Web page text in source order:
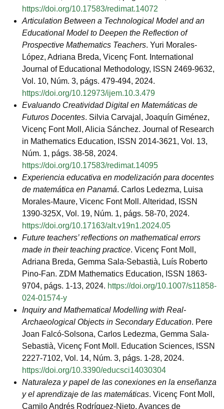
https://doi.org/10.17583/redimat.14072
Articulation Between a Technological Model and an
Educational Model to Deepen the Reflection of
Prospective Mathematics Teachers. Yuri Morales-
López, Adriana Breda, Vicenç Font. International
Journal of Educational Methodology, ISSN 2469-9632,
Vol. 10, Núm. 3, págs. 479-494, 2024.
https://doi.org/10.12973/ijem.10.3.479
Evaluando Creatividad Digital en Matemáticas de
Futuros Docentes. Silvia Carvajal, Joaquín Giménez,
Vicenç Font Moll, Alicia Sánchez. Journal of Research
in Mathematics Education, ISSN 2014-3621, Vol. 13,
Núm. 1, págs. 38-58, 2024.
https://doi.org/10.17583/redimat.14095
Experiencia educativa en modelización para docentes
de matemática en Panamá. Carlos Ledezma, Luisa
Morales-Maure, Vicenc Font Moll. Alteridad, ISSN
1390-325X, Vol. 19, Núm. 1, págs. 58-70, 2024.
https://doi.org/10.17163/alt.v19n1.2024.05
Future teachers’ reflections on mathematical errors
made in their teaching practice. Vicenç Font Moll,
Adriana Breda, Gemma Sala‑Sebastià, Luís Roberto
Pino‑Fan. ZDM Mathematics Education, ISSN 1863-
9704, págs. 1-13, 2024. https://doi.org/10.1007/s11858-
024-01574-y
Inquiry and Mathematical Modelling with Real-
Archaeological Objects in Secondary Education. Pere
Joan Falcó-Solsona, Carlos Ledezma, Gemma Sala-
Sebastià, Vicenç Font Moll. Education Sciences, ISSN
2227-7102, Vol. 14, Núm. 3, págs. 1-28, 2024.
https://doi.org/10.3390/educsci14030304
Naturaleza y papel de las conexiones en la enseñanza
y el aprendizaje de las matemáticas. Vicenç Font Moll,
Camilo Andrés Rodríguez-Nieto. Avances de